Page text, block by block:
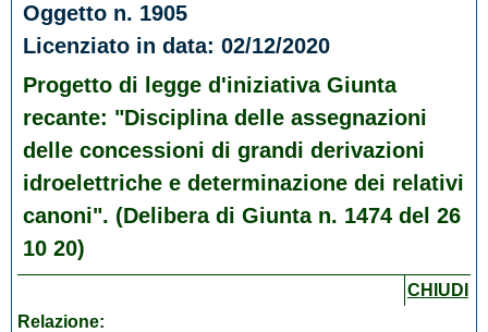
Oggetto n. 1905
Licenziato in data: 02/12/2020
Progetto di legge d'iniziativa Giunta
recante: "Disciplina delle assegnazioni
delle concessioni di grandi derivazioni
idroelettriche e determinazione dei relativi
canoni". (Delibera di Giunta n. 1474 del 26
10 20)
CHIUDI
Relazione: